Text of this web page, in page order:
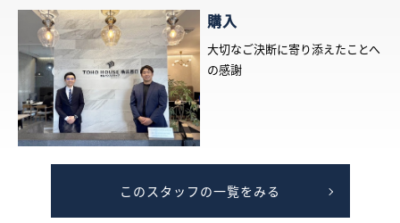
購入
大切なご決断に寄り添えたことへ
の感謝
このスタッフの一覧をみる